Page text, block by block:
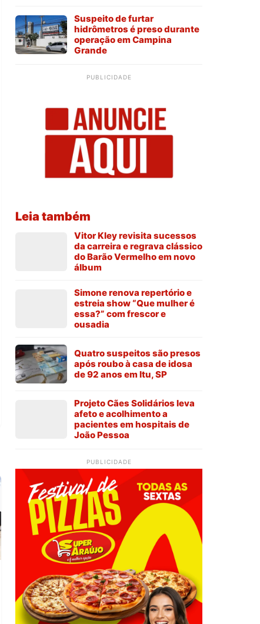
Suspeito de furtar
hidrômetros é preso durante
operação em Campina
Grande
PUBLICIDADE
Leia também
Vitor Kley revisita sucessos
da carreira e regrava clássico
do Barão Vermelho em novo
álbum
Simone renova repertório e
estreia show “Que mulher é
essa?” com frescor e
ousadia
Quatro suspeitos são presos
após roubo à casa de idosa
de 92 anos em Itu, SP
Projeto Cães Solidários leva
afeto e acolhimento a
pacientes em hospitais de
João Pessoa
PUBLICIDADE